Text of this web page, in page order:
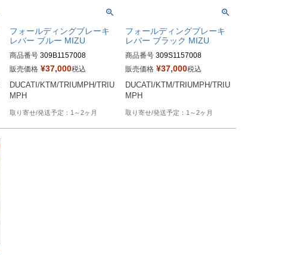
フォールディングブレーキ
レバー ブルー MIZU
商品番号 309B1157008
販売価格 ¥37,000税込
DUCATI/KTM/TRIUMPH/TRIU
MPH
1～2ヶ月
フォールディングブレーキ
レバー ブラック MIZU
商品番号 309S1157008
販売価格 ¥37,000税込
DUCATI/KTM/TRIUMPH/TRIU
MPH
1～2ヶ月